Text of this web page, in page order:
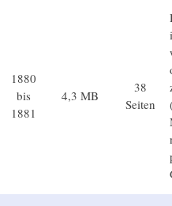
1880
bis
1881
4,3 MB
38
Seiten